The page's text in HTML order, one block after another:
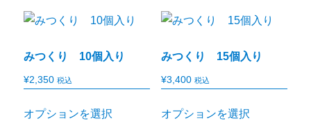
みつくり 10個入り
¥2,350 税込
オプションを選択
みつくり 15個入り
¥3,400 税込
オプションを選択